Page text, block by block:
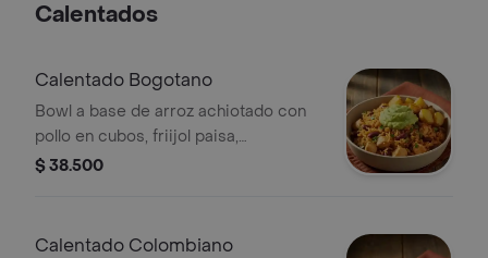
Calentados
Calentado Bogotano
Bowl a base de arroz achiotado con
pollo en cubos, friijol paisa,
guacamole, papa y cilantro.
$ 38.500
Calentado Colombiano